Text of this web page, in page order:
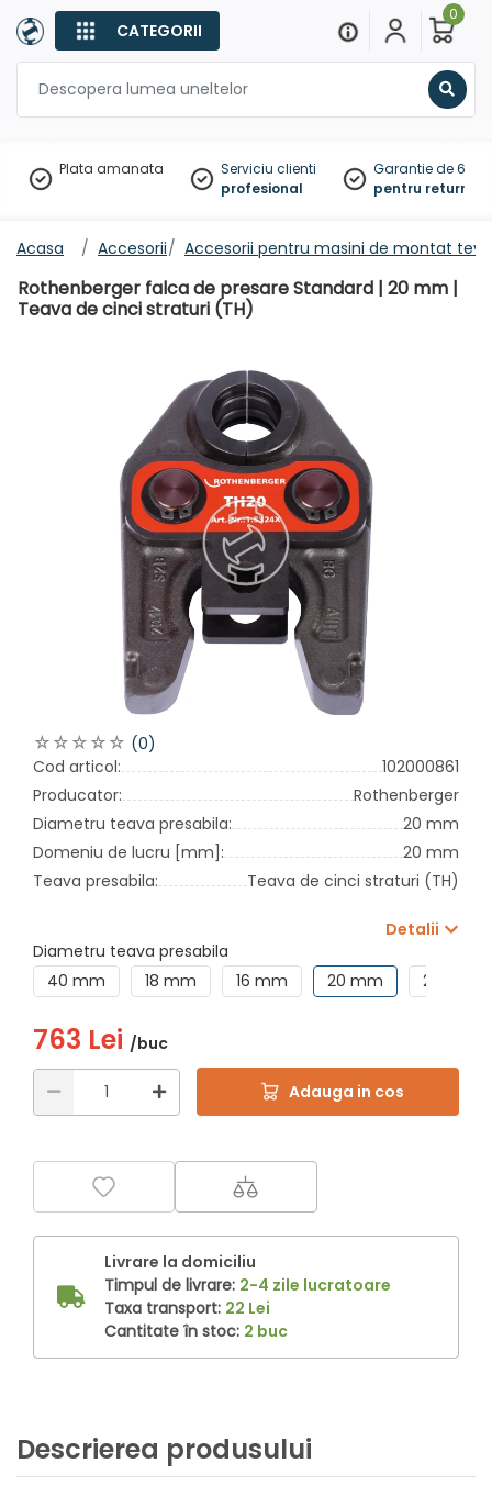
CATEGORII
0
Plata amanata
Serviciu clienti
profesional
Garantie de 60
pentru
Acasa Accesorii Accesorii pentru masini de montat tevi
Rothenberger falca de presare Standard | 20 mm |
Teava de cinci straturi (TH)
(0)
Cod articol:
102000861
Producator:
Rothenberger
Diametru teava presabila:
20 mm
Domeniu de lucru [mm]:
20 mm
Teava presabila:
Teava de cinci straturi (TH)
Detalii
Diametru teava presabila
40 mm
18 mm 16 mm 20 mm 26 mm
763 Lei /buc
Adauga in cos
Livrare la domiciliu
Timpul de livrare: 2-4 zile lucratoare
Taxa transport: 22 Lei
Cantitate în stoc: 2 buc
Descrierea produsului